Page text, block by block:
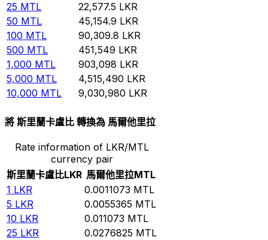
25 MTL 22,577.5 LKR
50 MTL 45,154.9 LKR
100 MTL 90,309.8 LKR
500 MTL 451,549 LKR
1,000 MTL 903,098 LKR
5,000 MTL 4,515,490 LKR
10,000 MTL 9,030,980 LKR
將 斯里蘭卡盧比 轉換為 馬爾他里拉
Rate information of LKR/MTL
currency pair
斯里蘭卡盧比LKR 馬爾他里拉MTL
1 LKR 0.0011073 MTL
5 LKR 0.0055365 MTL
10 LKR 0.011073 MTL
25 LKR 0.0276825 MTL